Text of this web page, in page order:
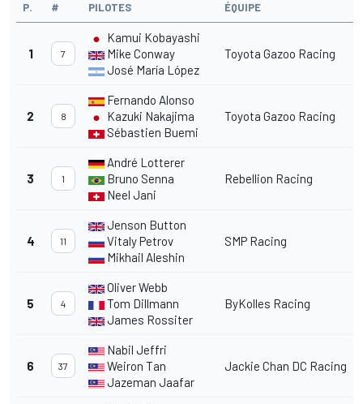
P. # PILOTES ÉQUIPE
1 7
Kamui Kobayashi
Mike Conway
José María López
Toyota Gazoo Racing
2 8
Fernando Alonso
Kazuki Nakajima
Sébastien Buemi
Toyota Gazoo Racing
3 1
André Lotterer
Bruno Senna
Neel Jani
Rebellion Racing
4 11
Jenson Button
Vitaly Petrov
Mikhail Aleshin
SMP Racing
5 4
Oliver Webb
Tom Dillmann
James Rossiter
ByKolles Racing
6 37
Nabil Jeffri
Weiron Tan
Jazeman Jaafar
Jackie Chan DC Racing